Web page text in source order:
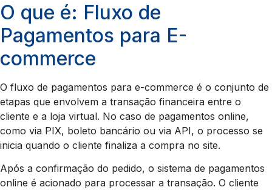
O que é: Fluxo de
Pagamentos para E-
commerce
O fluxo de pagamentos para e-commerce é o conjunto de
etapas que envolvem a transação financeira entre o
cliente e a loja virtual. No caso de pagamentos online,
como via PIX, boleto bancário ou via API, o processo se
inicia quando o cliente finaliza a compra no site.
Após a confirmação do pedido, o sistema de pagamentos
online é acionado para processar a transação. O cliente